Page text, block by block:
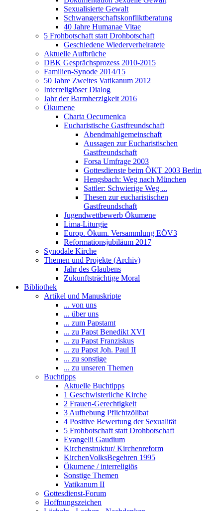
Sexualisierte Gewalt
Schwangerschaftskonfliktberatung
40 Jahre Humanae Vitae
5 Frohbotschaft statt Drohbotschaft
Geschiedene Wiederverheiratete
Aktuelle Aufbrüche
DBK Gesprächsprozess 2010-2015
Familien-Synode 2014/15
50 Jahre Zweites Vatikanum 2012
Interreligiöser Dialog
Jahr der Barmherzigkeit 2016
Ökumene
Charta Oecumenica
Eucharistische Gastfreundschaft
Abendmahlgemeinschaft
Aussagen zur Eucharistischen
Gastfreundschaft
Forsa Umfrage 2003
Gottesdienste beim ÖKT 2003 Berlin
Hengsbach: Weg nach München
Sattler: Schwierige Weg ...
Thesen zur eucharistischen
Gastfreundschaft
Jugendwettbewerb Ökumene
Lima-Liturgie
Europ. Ökum. Versammlung EÖV3
Reformationsjubiläum 2017
Synodale Kirche
Themen und Projekte (Archiv)
Jahr des Glaubens
Zukunftsträchtige Moral
Bibliothek
Artikel und Manuskripte
... von uns
... über uns
... zum Papstamt
... zu Papst Benedikt XVI
... zu Papst Franziskus
... zu Papst Joh. Paul II
... zu sonstige
... zu unseren Themen
Buchtipps
Aktuelle Buchtipps
1 Geschwisterliche Kirche
2 Frauen-Gerechtigkeit
3 Aufhebung Pflichtzölibat
4 Positive Bewertung der Sexualität
5 Frohbotschaft statt Drohbotschaft
Evangelii Gaudium
Kirchenstruktur/ Kirchenreform
KirchenVolksBegehren 1995
Ökumene / interreligiös
Sonstige Themen
Vatikanum II
Gottesdienst-Forum
Hoffnungszeichen